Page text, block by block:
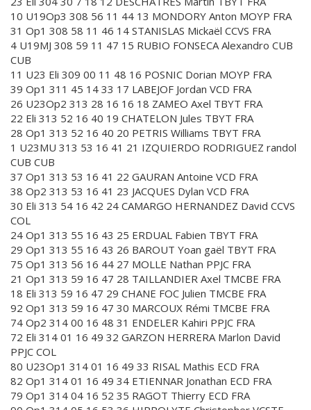
10 U19Op3 308 56 11 44 13 MONDORY Anton MOYP FRA
31 Op1 308 58 11 46 14 STANISLAS Mickaël CCVS FRA
4 U19MJ 308 59 11 47 15 RUBIO FONSECA Alexandro CUB
CUB
11 U23 Eli 309 00 11 48 16 POSNIC Dorian MOYP FRA
39 Op1 311 45 14 33 17 LABEJOF Jordan VCD FRA
26 U23Op2 313 28 16 16 18 ZAMEO Axel TBYT FRA
22 Eli 313 52 16 40 19 CHATELON Jules TBYT FRA
28 Op1 313 52 16 40 20 PETRIS Williams TBYT FRA
1 U23MU 313 53 16 41 21 IZQUIERDO RODRIGUEZ randol
CUB CUB
37 Op1 313 53 16 41 22 GAURAN Antoine VCD FRA
38 Op2 313 53 16 41 23 JACQUES Dylan VCD FRA
30 Eli 313 54 16 42 24 CAMARGO HERNANDEZ David CCVS
COL
24 Op1 313 55 16 43 25 ERDUAL Fabien TBYT FRA
29 Op1 313 55 16 43 26 BAROUT Yoan gaël TBYT FRA
75 Op1 313 56 16 44 27 MOLLE Nathan PPJC FRA
21 Op1 313 59 16 47 28 TAILLANDIER Axel TMCBE FRA
18 Eli 313 59 16 47 29 CHANE FOC Julien TMCBE FRA
92 Op1 313 59 16 47 30 MARCOUX Rémi TMCBE FRA
74 Op2 314 00 16 48 31 ENDELER Kahiri PPJC FRA
72 Eli 314 01 16 49 32 GARZON HERRERA Marlon David
PPJC COL
80 U23Op1 314 01 16 49 33 RISAL Mathis ECD FRA
82 Op1 314 01 16 49 34 ETIENNAR Jonathan ECD FRA
79 Op1 314 04 16 52 35 RAGOT Thierry ECD FRA